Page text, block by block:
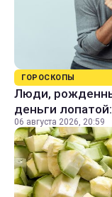
ГОРОСКОПЫ
Люди,
деньги
06 августа 2026, 20:59